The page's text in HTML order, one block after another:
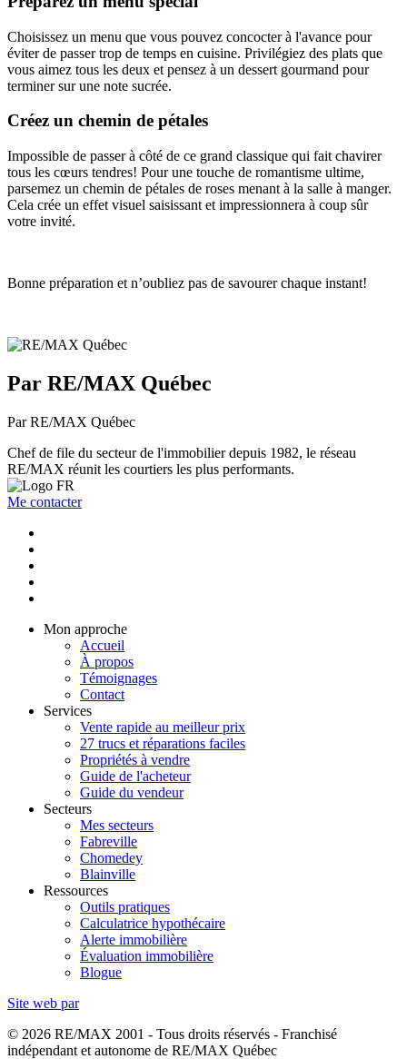
Choisissez un menu que vous pouvez concocter à l'avance pour
éviter de passer trop de temps en cuisine. Privilégiez des plats que
vous aimez tous les deux et pensez à un dessert gourmand pour
terminer sur une note sucrée.
Créez un chemin de pétales
Impossible de passer à côté de ce grand classique qui fait chavirer
tous les cœurs tendres! Pour une touche de romantisme ultime,
parsemez un chemin de pétales de roses menant à la salle à manger.
Cela crée un effet visuel saisissant et impressionnera à coup sûr
votre invité.
Bonne préparation et n’oubliez pas de savourer chaque instant!
Par RE/MAX Québec
Par RE/MAX Québec
Chef de file du secteur de l'immobilier depuis 1982, le réseau
RE/MAX réunit les courtiers les plus performants.
Me contacter
Mon approche
Accueil
À propos
Témoignages
Contact
Services
Vente rapide au meilleur prix
27 trucs et réparations faciles
Propriétés à vendre
Guide de l'acheteur
Guide du vendeur
Secteurs
Mes secteurs
Fabreville
Chomedey
Blainville
Ressources
Outils pratiques
Calculatrice hypothécaire
Alerte immobilière
Évaluation immobilière
Blogue
Site web par
© 2026 RE/MAX 2001 - Tous droits réservés - Franchisé
indépendant et autonome de RE/MAX Québec